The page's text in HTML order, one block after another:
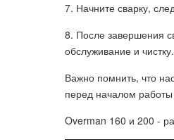
7. Начните сварку,
8. После завершения
обслуживание и чистку.
Важно помнить, что
перед началом работы
Overman 160 и 200 -